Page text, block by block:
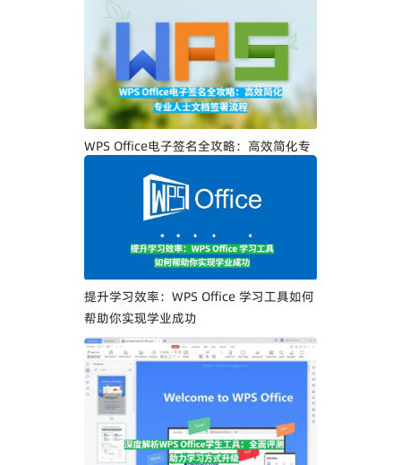
WPS Office电子签名全攻略：高效简化专
提升学习效率：WPS Office 学习工具如何
帮助你实现学业成功